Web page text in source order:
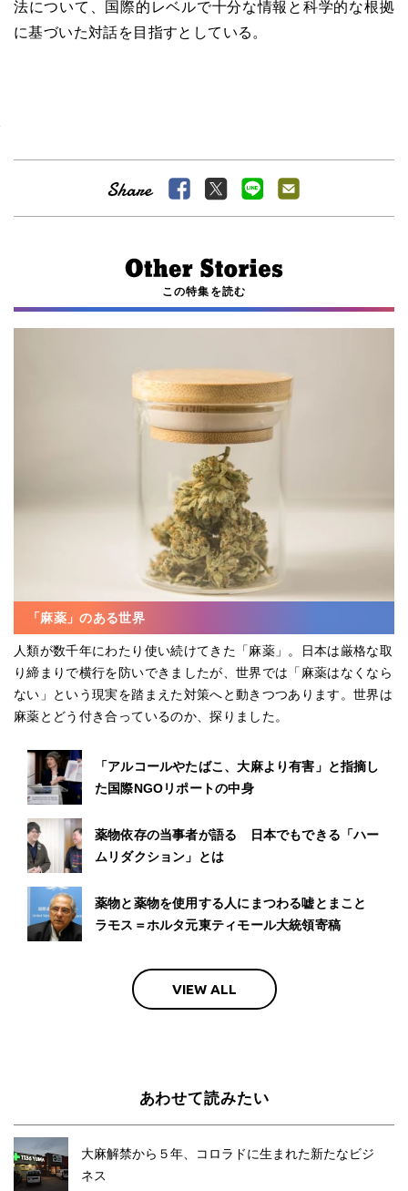
法について、国際的レベルで十分な情報と科学的な根拠
に基づいた対話を目指すとしている。
この特集を読む
「麻薬」のある世界
人類が数千年にわたり使い続けてきた「麻薬」。日本は厳格な取
り締まりで横行を防いできましたが、世界では「麻薬はなくなら
ない」という現実を踏まえた対策へと動きつつあります。世界は
麻薬とどう付き合っているのか、探りました。
「アルコールやたばこ、大麻より有害」と指摘し
た国際NGOリポートの中身
薬物依存の当事者が語る 日本でもできる「ハー
ムリダクション」とは
薬物と薬物を使用する人にまつわる嘘とまこと
ラモス＝ホルタ元東ティモール大統領寄稿
VIEW ALL
あわせて読みたい
大麻解禁から５年、コロラドに生まれた新たなビジ
ネス